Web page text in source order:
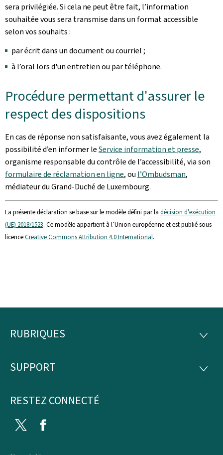
sera privilégiée. Si cela ne peut être fait, l’information
souhaitée vous sera transmise dans un format accessible
selon vos souhaits :
par écrit dans un document ou courriel ;
à l’oral lors d'un entretien ou par téléphone.
Procédure permettant d'assurer le
respect des dispositions
En cas de réponse non satisfaisante, vous avez également la
possibilité d’en informer leService information et presse,
organisme responsable du contrôle de l’accessibilité, via son
formulaire de réclamation en ligne, ou l’Ombudsman,
médiateur du Grand-Duché de Luxembourg.
La présente déclaration se base sur le modèle défini par la décision d'exécution
(UE) 2018/1523. Ce modèle appartient à l’Union européenne et est publié sous
licenceCreative Commons Attribution 4.0 International.
Pied
page
RUBRIQUES
SUPPORT
RESTEZ CONNECTÉ
Twitter